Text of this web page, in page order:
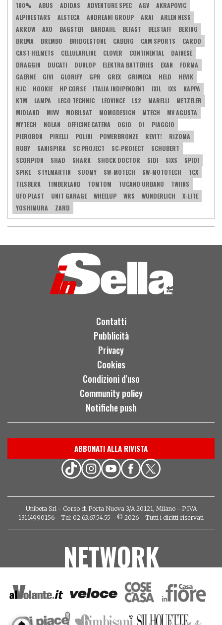
100% ABUS ADIDAS ADVENTURE SPEC AGV
AKRAPOVIC
ALPINESTARS
ALSTECA ANDREANI GROUP ARAI
ARLEN NESS
ARROW
AXO BAGSTER BARDAHL BEFAST BELSTAFF
BERING
BREMA
BREMBO BRIDGESTONE CABERG CAM SPORTS
CARDO
CAST HELMETS
CELLULARLINE CLOVER CONTINENTAL
DAINESE
DRAGGIN
DUCATI DUNLOP ELEKTRA BATTERIES EXAN
FORMA
GAERNE
GIVI GLORIFY GPR GREX GRIMECA HELD
HEVIK
HJC
HOOKIE HP CORSE ITALIA INDIPENDENT IXIL IXS
KAPPA
KTM
LAMPA LEGO TECHNIC LEOVINCE LS2 MARELLI
METZELER
MIDLAND
MIVV MOBILSAT MOMODESIGN MTECH
MV AGUSTA
MYTECH
NOLAN OFFICINE CATENA OGIO OJ
PIAGGIO
PIEROBON
PIRELLI POLINI POWERBRONZE REVIT!
RIZOMA
RUBY
SANISPIRA SC PROJECT SC-PROJECT
SCHUBERT
SCORPION
SHAD SHARK SHOCK DOCTOR SIDI SIXS
SPIDI
SPIKE
STYLMARTIN SUOMY SW-MOTECH SW-MOTOTECH
TCX
TILSBERK
TIMBERLAND TOMTOM TUCANO URBANO
TWIINS
UFO PLAST
UNIT GARAGE WHEELUP WRS WUNDERLICH
X-LITE
YOSHIMURA
ZARD
Contatti
Pubblicità
Privacy
Cookies
Condizioni d'uso
Community policy
Notifiche push
ABBONATI ALLA RIVISTA
Unibeta Srl - Corso di Porta Nuova 3/A 20121, Milano - P.IVA
13114990156 - Tel: 02.63.67.54.55 - © 2026 - Tutti i diritti riservati
NETWORK